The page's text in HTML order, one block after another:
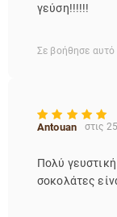
γεύση!!!!!!
Σε βοήθησε αυτό
Antouan στις
Πολύ
σοκολάτες